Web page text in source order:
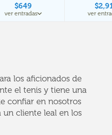
$649
ver entradas ver
los aficionados de
el tenis y tiene una
confiar en nosotros
un cliente leal en los